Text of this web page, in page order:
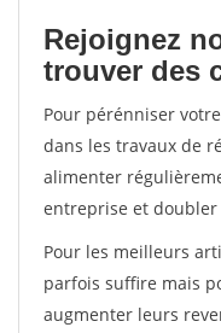
Rejoignez
trouver des
Pour pérénniser
dans les travaux de
alimenter
entreprise et
Pour les meilleurs
parfois suffire mais
augmenter leurs